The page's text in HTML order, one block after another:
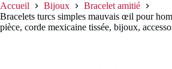
Accueil Bijoux
Bracelet amitié
Bracelets turcs simples mauvais œil pour
pièce, corde mexicaine tissée, bijoux,